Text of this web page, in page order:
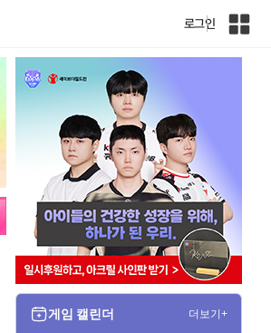
로그인
인
게임 캘린더 더보기+